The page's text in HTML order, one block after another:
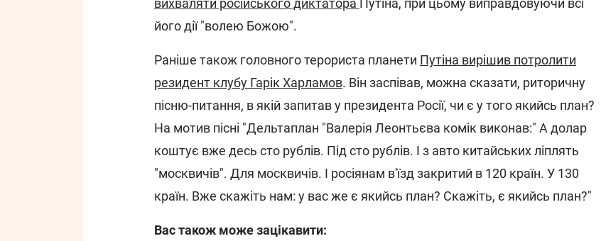
вихваляти російського диктатора Путіна, при цьому виправдовуючи всі
його дії "волею Божою".
Раніше також головного терориста планети Путіна вирішив потролити
резидент клубу Гарік Харламов. Він заспівав, можна сказати, риторичну
пісню-питання, в якій запитав у президента Росії, чи є у того якийсь план?
На мотив пісні "Дельтаплан "Валерія Леонтьєва комік виконав:" А долар
коштує вже десь сто рублів. Під сто рублів. І з авто китайських ліплять
"москвичів". Для москвичів. І росіянам в'їзд закритий в 120 країн. У 130
країн. Вже скажіть нам: у вас же є якийсь план? Скажіть, є якийсь план?"
Вас також може зацікавити: